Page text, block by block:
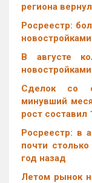
региона
Росреестр:
В августе
Cделок со
минувший
рост составил
Росреестр: в
почти
год назад
Летом рынок